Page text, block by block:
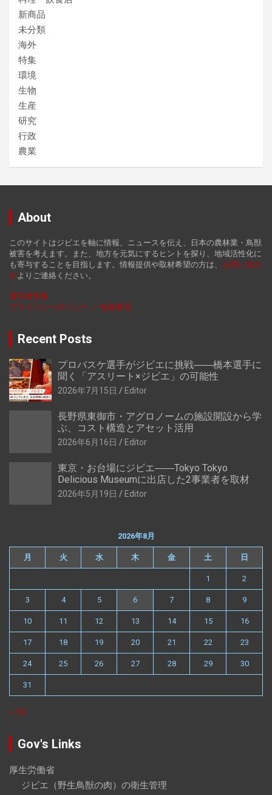
新商品
未分類
海外
特集
環境
生物
生産
研究
行政
農業
About
このサイトはジビエを軸に情報、ニュースを伝え、日本の農林業・鳥獣
被害を考えます。また、地方を元気にするヒントを探り、地域活性化に
も寄与することを目指します。情報提供や取材希望の方は、 お問い合わ
せよりご連絡ください。
運営者情報
プライバシーポリシー ／ 免責事項
Recent Posts
プロバスケ選手がジビエに挑戦――橋本選手に
聞く「アスリート×ジビエ」の可能性
2026年7月15日 Editor
長野県東御市・アグロノームの施設開設から学
ぶ、コスト構造とアセット活用
2026年6月16日 Editor
東京・お台場にジビエ――Tokyo Tokyo
Delicious Museumに出店した2事業者を取材
2026年5月19日 Editor
2026年8月
月 火 水 木 金 土 日
1 2
3 4 5 6 7 8 9
10 11 12 13 14 15 16
17 18 19 20 21 22 23
24 25 26 27 28 29 30
31
« 7月
Gov's Links
厚生労働省
ジビエ（野生鳥獣の肉）の衛生管理